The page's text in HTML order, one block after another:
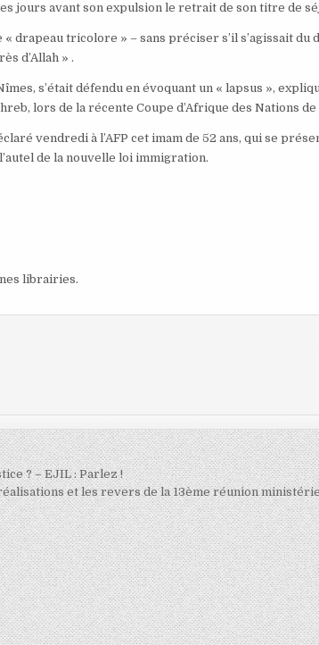
jours avant son expulsion le retrait de son titre de
drapeau tricolore » – sans préciser s’il s’agissait du
d’Allah » .
s’était défendu en évoquant un « lapsus »,
lors de la récente Coupe d’Afrique des Nations de
vendredi à l’AFP cet imam de 52 ans, quise
de la nouvelle loi immigration.
librairies.
? – EJIL : Parlez !
et les revers de la 13ème réunion